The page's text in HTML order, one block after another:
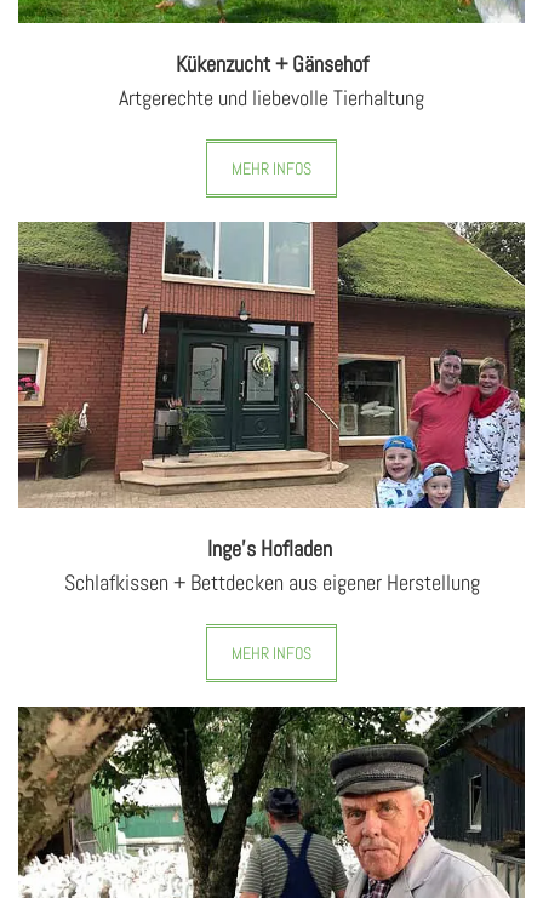
Kükenzucht + Gänsehof
Artgerechte und liebevolle Tierhaltung
MEHR INFOS
Inge's Hofladen
Schlafkissen + Bettdecken aus eigener Herstellung
MEHR INFOS